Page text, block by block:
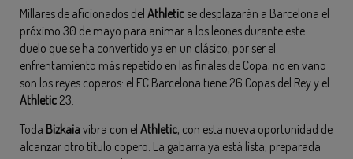
Millares de aficionados del Athletic se desplazarán a Barcelona el
próximo 30 de mayo para animar a los leones durante este
duelo que se ha convertido ya en un clásico, por ser el
enfrentamiento más repetido en las finales de Copa; no en vano
son los reyes coperos: el FC Barcelona tiene 26 Copas del Rey y el
Athletic 23.
Toda Bizkaiavibra con el Athletic, con esta nueva oportunidad de
alcanzar otro título copero. La gabarra ya está lista, preparada